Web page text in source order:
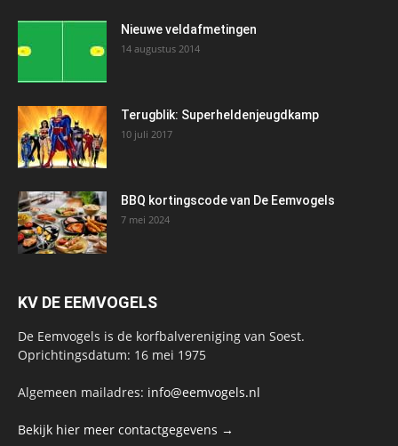
Nieuwe veldafmetingen
14 augustus 2014
Terugblik: Superheldenjeugdkamp
10 juli 2017
BBQ kortingscode van De Eemvogels
7 mei 2024
KV DE EEMVOGELS
De Eemvogels is de korfbalvereniging van Soest.
Oprichtingsdatum: 16 mei 1975
Algemeen mailadres: info@eemvogels.nl
Bekijk hier meer contactgegevens →